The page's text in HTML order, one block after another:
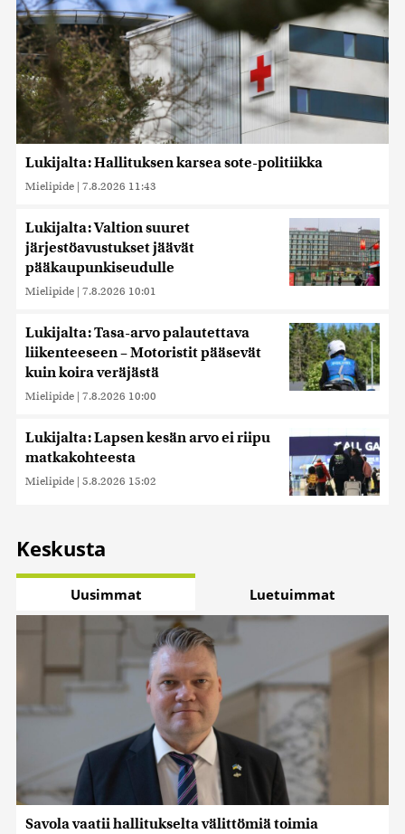
Lukijalta: Hallituksen karsea sote-politiikka
Mielipide | 7.8.2026 11:43
Lukijalta: Valtion suuret
järjestöavustukset jäävät
pääkaupunkiseudulle
Mielipide | 7.8.2026 10:01
Lukijalta: Tasa-arvo palautettava
liikenteeseen – Motoristit pääsevät
kuin koira veräjästä
Mielipide | 7.8.2026 10:00
Lukijalta: Lapsen kesän arvo ei riipu
matkakohteesta
Mielipide | 5.8.2026 15:02
Keskusta
Uusimmat Luetuimmat
Savola vaatii hallitukselta välittömiä toimia